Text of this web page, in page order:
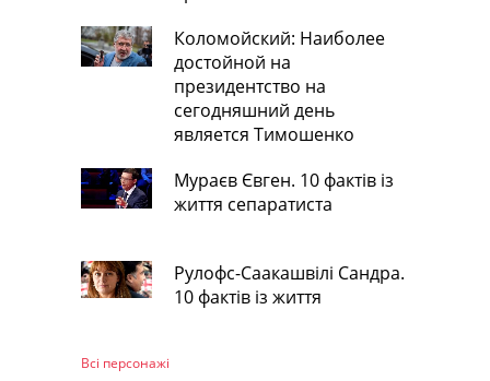
Коломойский: Наиболее
достойной на
президентство на
сегодняшний день
является Тимошенко
Мураєв Євген. 10 фактів із
життя сепаратиста
Рулофс-Саакашвілі Сандра.
10 фактів із життя
Всі персонажi